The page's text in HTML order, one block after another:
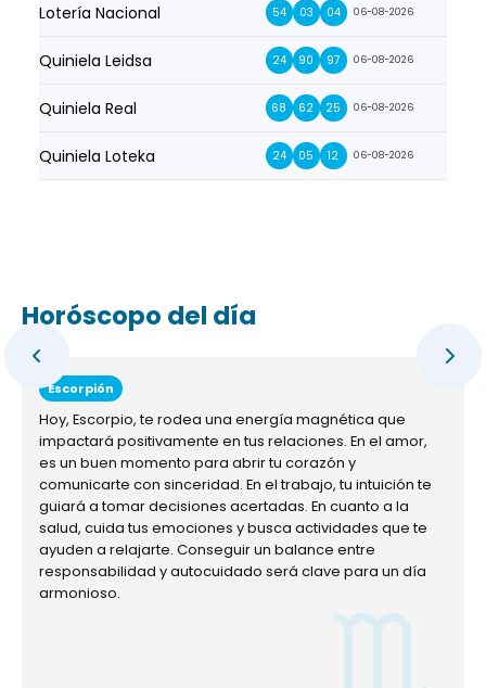
Lotería Nacional 54 03 04 06-08-2026
Quiniela Leidsa 24 90 97 06-08-2026
Quiniela Real 68 62 25 06-08-2026
Quiniela Loteka 24 05 12 06-08-2026
Horóscopo del día
Escorpión
Hoy, Escorpio, te rodea una energía magnética que
impactará positivamente en tus relaciones. En el amor,
es un buen momento para abrir tu corazón y
comunicarte con sinceridad. En el trabajo, tu intuición te
guiará a tomar decisiones acertadas. En cuanto a la
salud, cuida tus emociones y busca actividades que te
ayuden a relajarte. Conseguir un balance entre
responsabilidad y autocuidado será clave para un día
armonioso.